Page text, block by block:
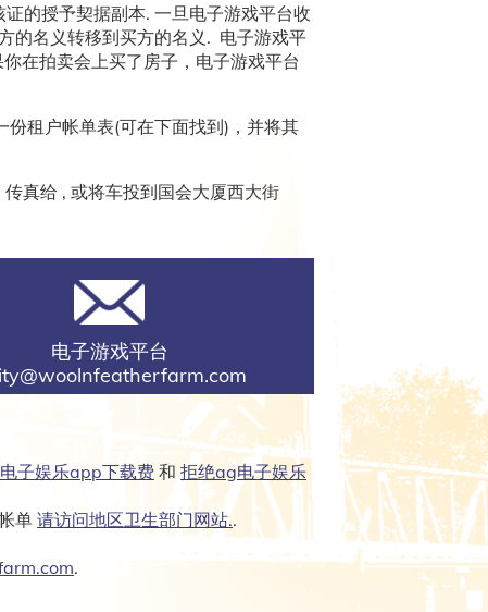
的授予契据副本. 一旦电子游戏平台收
的名义转移到买方的名义. 电子游戏平
在拍卖会上买了房子，电子游戏平台
租户帐单表(可在下面找到)，并将其
传真给 , 或将车投到国会大厦西大街
电子游戏平台
子娱乐app下载费和 拒绝ag电子娱乐
单 请访问地区卫生部门网站..
.